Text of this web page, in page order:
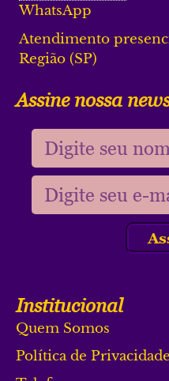
WhatsApp
Atendimento
Região (SP)
Assine nossa
Institucional
Quem Somos
Política de Privacidade